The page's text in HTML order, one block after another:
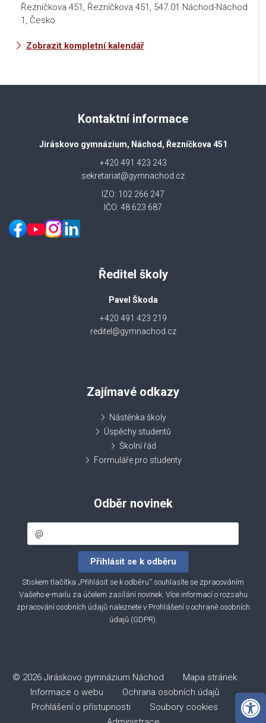
Řezníčkova 451, Řezníčkova 451, 547 01 Náchod-Náchod
1, Česko
Zobrazit kompletní kalendář
Kontaktní informace
Jiráskovo gymnázium, Náchod, Řezníčkova 451
+420 491 423 243
sekretariat@gymnachod.cz
IZO: 102 266 247
IČO: 48 623 687
Ředitel školy
Pavel Škoda
+420 491 423 219
reditel@gymnachod.cz
Zajímavé odkazy
Nástěnka školy
Úspěchy studentů
Školní řád
Formuláře pro studenty
Odběr novinek
Stiskem tlačítka „Přihlásit se k odběru“ souhlasíte se zpracováním
Vašeho e-mailu za účelem zasílání novinek. Více informací o rozsahu
zpracování osobních údajů naleznete v Prohlášení o ochraně osobních
údajů (GDPR).
© 2026 Jiráskovo gymnázium Náchod Mapa stránek
Informace o webu
Ochrana osobních údajů
Prohlášení o přístupnosti
Soubory cookies